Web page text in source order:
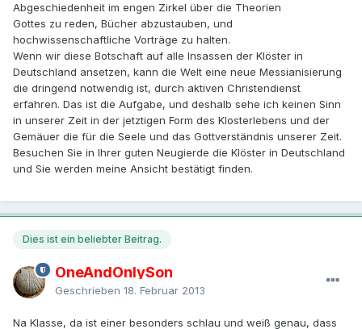
Abgeschiedenheit im engen Zirkel über die Theorien
Gottes zu reden, Bücher abzustauben, und
hochwissenschaftliche Vorträge zu halten.
Wenn wir diese Botschaft auf alle Insassen der Klöster in
Deutschland ansetzen, kann die Welt eine neue Messianisierung
die dringend notwendig ist, durch aktiven Christendienst
erfahren. Das ist die Aufgabe, und deshalb sehe ich keinen Sinn
in unserer Zeit in der jetztigen Form des Klosterlebens und der
Gemäuer die für die Seele und das Gottverständnis unserer Zeit.
Besuchen Sie in Ihrer guten Neugierde die Klöster in Deutschland
und Sie werden meine Ansicht bestätigt finden.
Dies ist ein beliebter Beitrag.
OneAndOnlySon
Geschrieben 18. Februar 2013
Na Klasse, da ist einer besonders schlau und weiß genau, dass